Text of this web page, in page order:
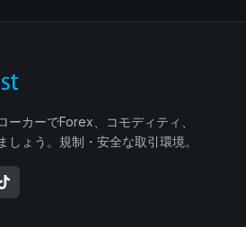
カーでForex、コモディティ、
ょう。規制・安全な取引環境。